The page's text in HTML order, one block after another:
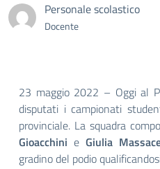
Personale scolastico
Docente
23 maggio 2022 – Oggi al
disputati i campionati
provinciale. La squadra
Gioacchini e Giulia
gradino del podio